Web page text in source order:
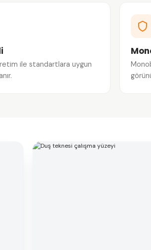
ile standartlara uygun